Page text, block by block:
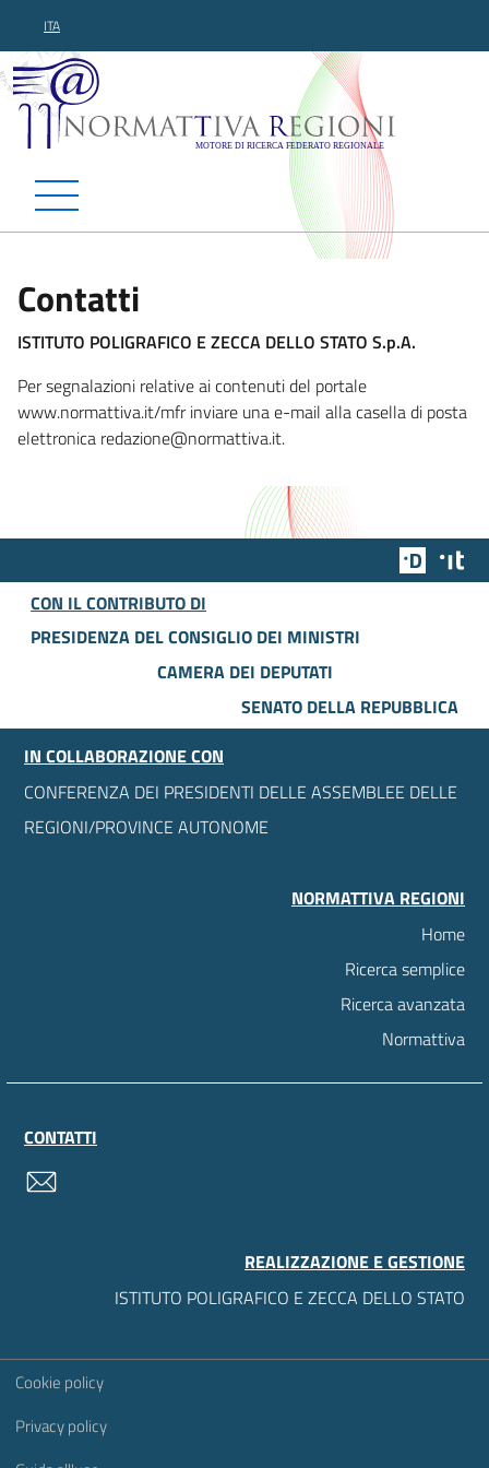
ITA
Normattiva Regioni -
Contatti
ISTITUTO POLIGRAFICO E ZECCA DELLO STATO S.p.A.
Per segnalazioni relative ai contenuti del portale
www.normattiva.it/mfr inviare una e-mail alla casella di posta
elettronica redazione@normattiva.it.
Team
CON IL CONTRIBUTO DI
PRESIDENZA DEL CONSIGLIO DEI MINISTRI
CAMERA DEI DEPUTATI
SENATO DELLA REPUBBLICA
IN COLLABORAZIONE CON
CONFERENZA DEI PRESIDENTI DELLE ASSEMBLEE DELLE
REGIONI/PROVINCE AUTONOME
NORMATTIVA REGIONI
Home
Ricerca semplice
Ricerca avanzata
Normattiva
CONTATTI
REALIZZAZIONE E GESTIONE
ISTITUTO POLIGRAFICO E ZECCA DELLO STATO
Sezione Link Utili
Cookie policy
Privacy policy